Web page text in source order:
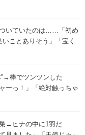
いていたのは……「初め
ことありそう」「宝く
棒でツンツンした
っ！」「絶対触っちゃ
→ヒナの中に1羽だ